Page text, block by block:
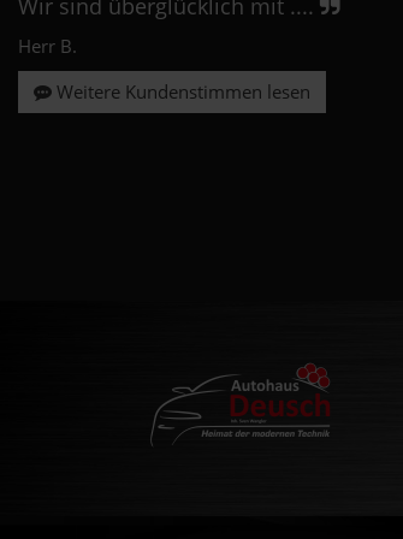
Wir sind überglücklich mit ....
Herr B.
Weitere Kundenstimmen lesen